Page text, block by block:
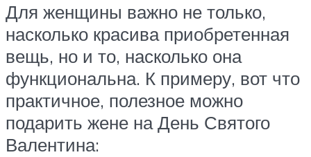
Для женщины важно не только,
насколько красива приобретенная
вещь, но и то, насколько она
функциональна. К примеру, вот что
практичное, полезное можно
подарить жене на День Святого
Валентина: